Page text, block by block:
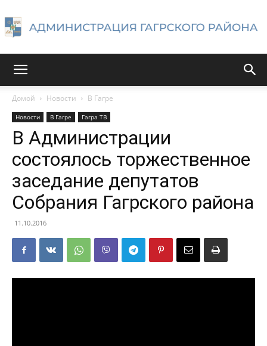
района
Домой Новости В Гагре
Новости В Гагре Гагра ТВ
В Администрации
состоялось торжественное
заседание депутатов
Собрания Гагрского района
11.10.2016